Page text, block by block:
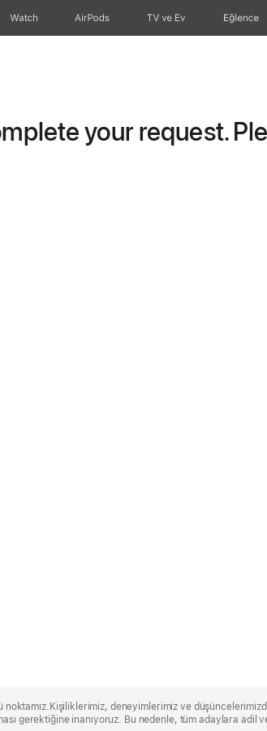
Watch AirPods TV ve Ev Eğlence
your request.
noktamız.Kişiliklerimiz, deneyimlerimiz ve
gerektiğine inanıyoruz. Bu nedenle, tüm adaylara adil